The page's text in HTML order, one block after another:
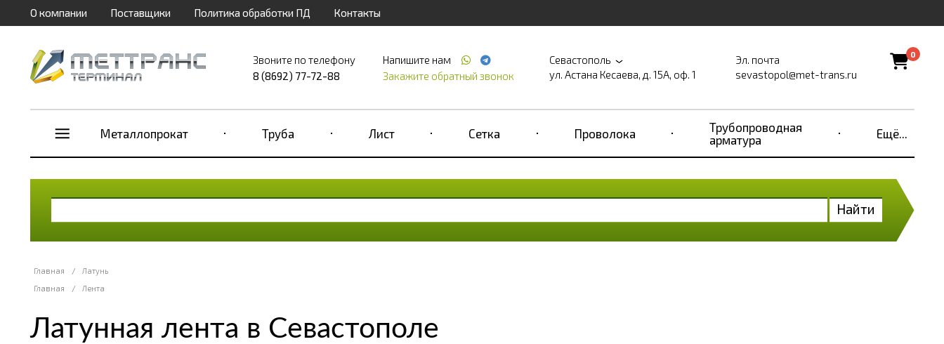
О компании Поставщики Политика обработки ПД Контакты
Звоните по телефону
8 (8692) 77-72-88
Напишите нам
Закажите обратный звонок
Севастополь
ул. Астана Кесаева, д. 15А, оф. 1
Эл. почта
sevastopol@met-trans.ru
0
Металлопрокат Труба Лист Сетка Проволока
Трубопроводная
арматура
Ещё...
Найти
Главная /
Латунь
Главная
/ Лента
Латунная лента в Севастополе